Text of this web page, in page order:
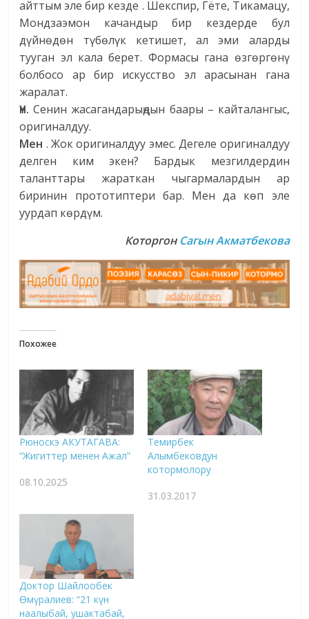
айттым эле бир кезде . Шекспир, Гёте, Тикамацу,
Мондзаэмон качандыр бир кездерде бул
дүйнөдөн түбөлүк кетишет, ал эми аларды
тууган эл кала берет. Формасы гана өзгөргөнү
болбосо ар бир искусство эл арасынан гана
жаралат.
Үн. Сенин жасагандарыңдын баары – кайталангыс,
оригиналдуу.
Мен . Жок оригиналдуу эмес. Дегеле оригиналдуу
делген ким экен? Бардык мезгилдердин
таланттары жараткан чыгармалардын ар
биринин прототиптери бар. Мен да көп эле
уурдап көрдүм.
Которгон Сагын Акматбекова
Похожее
Рюноскэ АКУТАГАВА:
“Жигиттер менен Ажал”
08.10.2025
Темирбек
Алымбековдун
котормолору
31.03.2017
Доктор Шайлообек
Өмүралиев: “21 күн
наалыбай, ушактабай,